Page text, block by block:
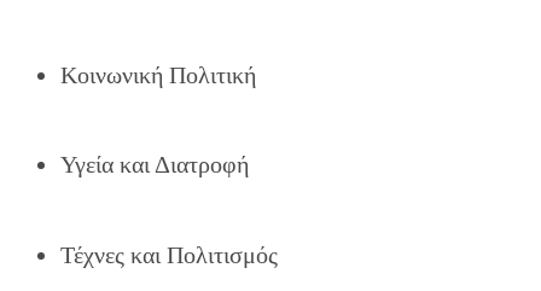
Κοινωνική Πολιτική
Υγεία και Διατροφή
Τέχνες και Πολιτισμός